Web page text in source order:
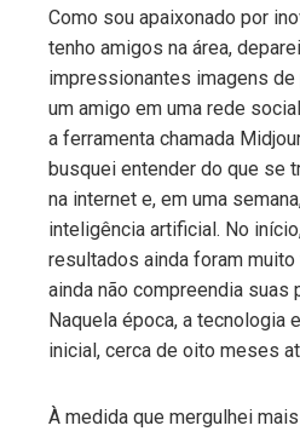
Como sou apaixonado por
tenho amigos na área,
impressionantes imagens
um amigo em uma rede
a ferramenta chamada
busquei entender do que se
na internet e, em uma
inteligência artificial. No
resultados ainda foram
ainda não compreendia suas
Naquela época, a tecnologia
inicial, cerca de oito meses
À medida que mergulhei